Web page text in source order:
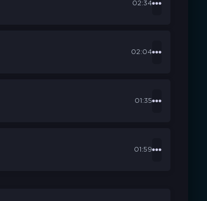
02:34
02:04
01:35
01:59